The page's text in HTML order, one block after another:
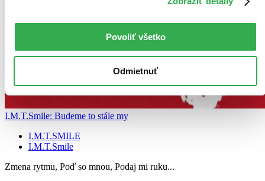
Povoliť všetko
Odmietnuť
I.M.T.Smile: Budeme to stále my
I.M.T.SMILE
I.M.T.Smile
Zmena rytmu, Poď so mnou, Podaj mi ruku...